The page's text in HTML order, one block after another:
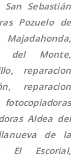
San Sebastián
Pozuelo de
del Monte,
reparacion
reparacion
Aldea del
de la
El Escorial,